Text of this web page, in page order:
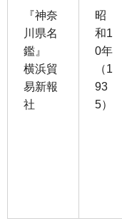
『神奈
川県名
鑑』
横浜貿
易新報
社
昭
和1
0年
（1
93
5）